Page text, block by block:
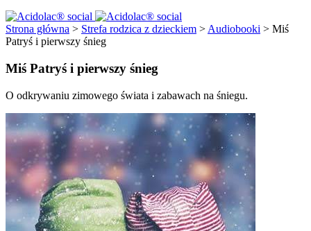
Strona główna > Strefa rodzica z dzieckiem > Audiobooki > Miś
Patryś i pierwszy śnieg
Miś Patryś i pierwszy śnieg
O odkrywaniu zimowego świata i zabawach na śniegu.